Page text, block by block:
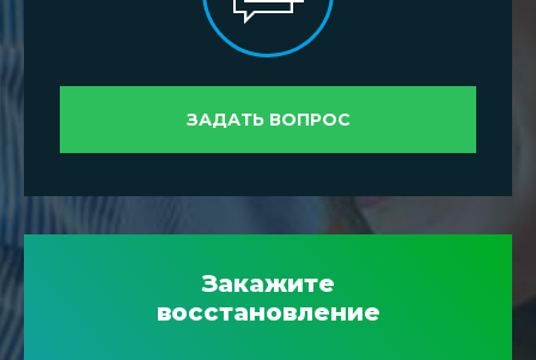
ЗАДАТЬ ВОПРОС
Закажите
восстановление